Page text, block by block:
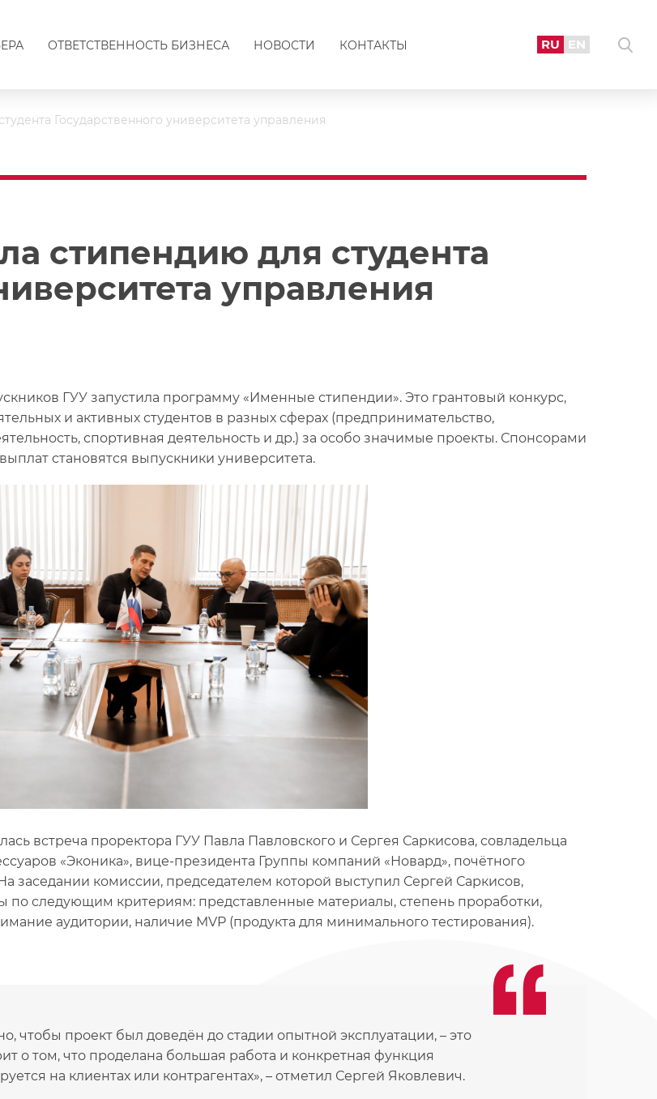
ОТВЕТСТВЕННОСТЬ БИЗНЕСА НОВОСТИ КОНТАКТЫ RU EN
Государственного университета управления
стипендию для студента
управления
ГУУ запустила программу «Именные стипендии». Это грантовый конкурс,
и активных студентов в разных сферах (предпринимательство,
спортивная деятельность и др.) за особо значимые проекты. Спонсорами
становятся выпускники университета.
встреча проректора ГУУ Павла Павловского и Сергея Саркисова, совладельца
«Эконика», вице-президента Группы компаний «Новард», почётного
заседании комиссии, председателем которой выступил Сергей Саркисов,
по следующим критериям: представленные материалы, степень проработки,
аудитории, наличие MVP (продукта для минимального тестирования).
чтобы проект был доведён до стадии опытной эксплуатации, – это
о том, что проделана большая работа и конкретная функция
на клиентах или контрагентах», – отметил Сергей Яковлевич.